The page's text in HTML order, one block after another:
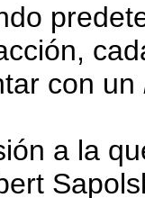
con un
a la